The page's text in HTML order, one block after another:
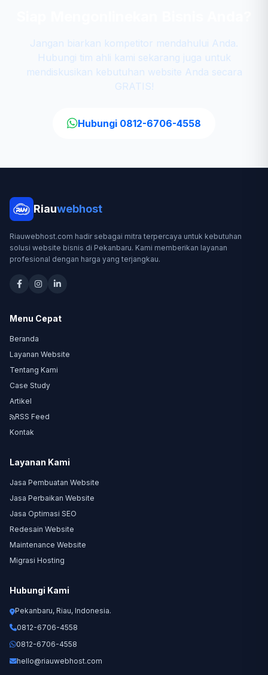
Jangan biarkan kompetitor mendahului Anda.
Hubungi tim ahli kami sekarang juga untuk
mendiskusikan kebutuhan website Anda secara
GRATIS!
Hubungi 0812-6706-4558
Riauwebhost
Riauwebhost.com hadir sebagai mitra terpercaya untuk kebutuhan
solusi website bisnis di Pekanbaru. Kami memberikan layanan
profesional dengan harga yang terjangkau.
Menu Cepat
Beranda
Layanan Website
Tentang Kami
Case Study
Artikel
RSS Feed
Kontak
Layanan Kami
Jasa Pembuatan Website
Jasa Perbaikan Website
Jasa Optimasi SEO
Redesain Website
Maintenance Website
Migrasi Hosting
Hubungi Kami
Pekanbaru, Riau, Indonesia.
0812-6706-4558
0812-6706-4558
hello@riauwebhost.com